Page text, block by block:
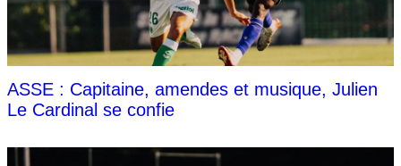
ASSE : Capitaine, amendes et musique, Julien
Le Cardinal se confie